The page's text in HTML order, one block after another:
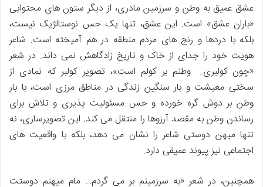
عشق عمیق به وطن و سرزمین مادری، از دیگر ستون های محتوایی
«باران عشق» است. این عشق، تنها یک حس نوستالژیک نیست،
بلکه با دردها و رنج های مردم منطقه در هم آمیخته است. شاعر
هویت خود را جدای از خاک و تاریخ زادگاهش نمی داند. در شعر
«چون کولبری… وطنم بر کولم است»، تصویر کولبر که نمادی از
سختی معیشت و بار سنگین زندگی در مناطق مرزی است، با بار
وطن بر دوش گره خورده و حس مسئولیت پذیری و تلاش برای
رساندن وطن به مقصد آرزوها را منتقل می کند. این تصویرسازی، نه
تنها میهن دوستی شاعر را نشان می دهد، بلکه با واقعیت های
اجتماعی نیز پیوند عمیقی دارد.
همچنین، در شعر «به سرزمینم بر می گردم… مام میهنم دوستت